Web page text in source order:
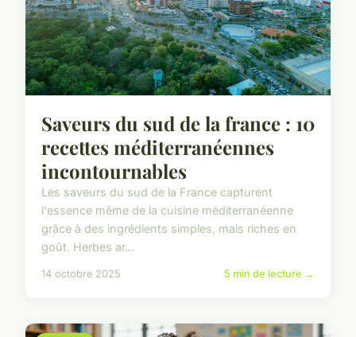
Saveurs du sud de la france : 10
recettes méditerranéennes
incontournables
Les saveurs du sud de la France capturent
l'essence même de la cuisine méditerranéenne
grâce à des ingrédients simples, mais riches en
goût. Herbes ar...
14 octobre 2025 5 min de lecture →